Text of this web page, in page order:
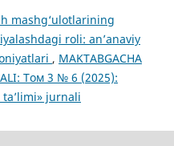
mashg‘ulotlarining
roli: an’anaviy
, MAKTABGACHA
Том 3 № 6 (2025):
jurnali